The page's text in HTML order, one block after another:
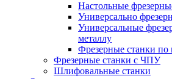
Настольные
Универсально
Универсальные
металлу
Фрезерные станки по
Фрезерные станки с ЧПУ
Шлифовальные станки